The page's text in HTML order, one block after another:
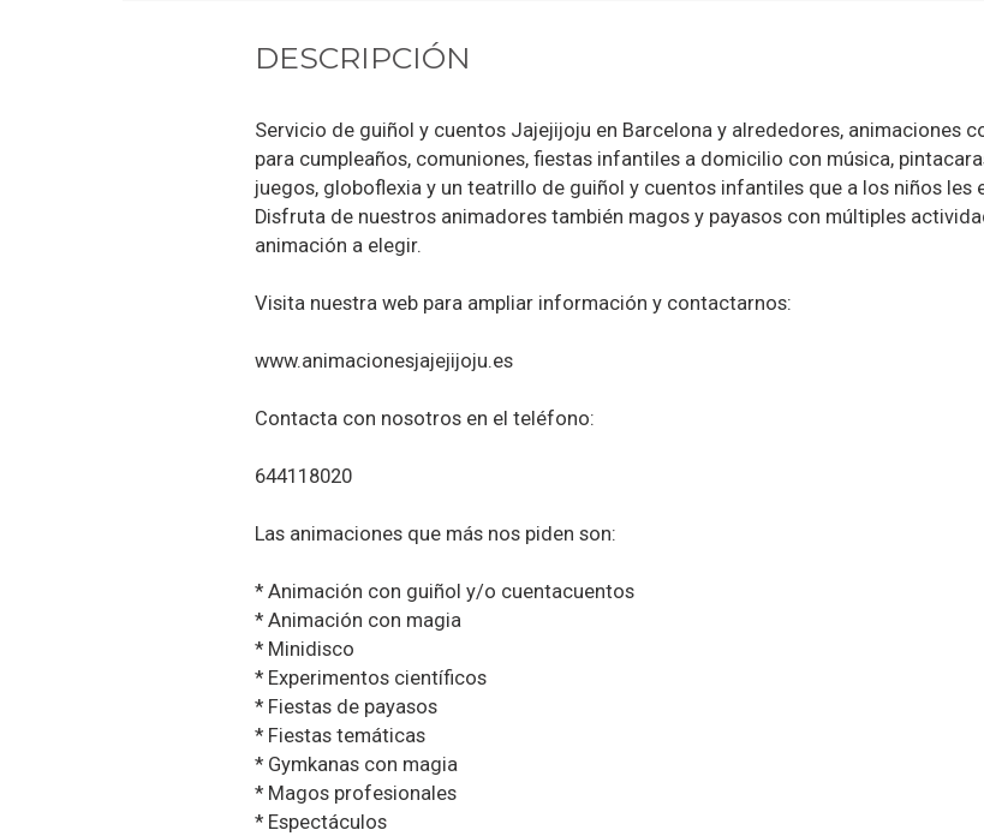
DESCRIPCIÓN
Servicio de guiñol y cuentos Jajejijoju en Barcelona y alrededores, animaciones
para cumpleaños, comuniones, fiestas infantiles a domicilio con música,
juegos, globoflexia y un teatrillo de guiñol y cuentos infantiles que a los niños les
Disfruta de nuestros animadores también magos y payasos con múltiples
animación a elegir.
Visita nuestra web para ampliar información y contactarnos:
www.animacionesjajejijoju.es
Contacta con nosotros en el teléfono:
644118020
Las animaciones que más nos piden son:
* Animación con guiñol y/o cuentacuentos
* Animación con magia
* Minidisco
* Experimentos científicos
* Fiestas de payasos
* Fiestas temáticas
* Gymkanas con magia
* Magos profesionales
* Espectáculos